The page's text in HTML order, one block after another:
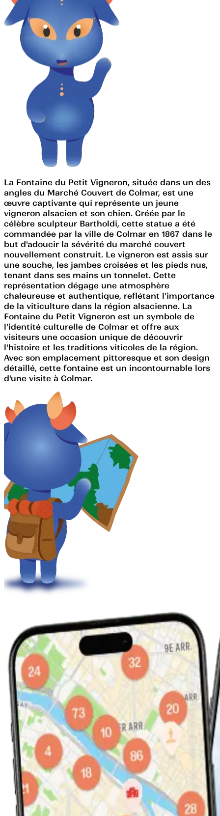
La Fontaine du Petit Vigneron, située dans un des
angles du Marché Couvert de Colmar, est une
œuvre captivante qui représente un jeune
vigneron alsacien et son chien. Créée par le
célèbre sculpteur Bartholdi, cette statue a été
commandée par la ville de Colmar en 1867 dans le
but d'adoucir la sévérité du marché couvert
nouvellement construit. Le vigneron est assis sur
une souche, les jambes croisées et les pieds nus,
tenant dans ses mains un tonnelet. Cette
représentation dégage une atmosphère
chaleureuse et authentique, reflétant l'importance
de la viticulture dans la région alsacienne. La
Fontaine du Petit Vigneron est un symbole de
l'identité culturelle de Colmar et offre aux
visiteurs une occasion unique de découvrir
l'histoire et les traditions viticoles de la région.
Avec son emplacement pittoresque et son design
détaillé, cette fontaine est un incontournable lors
d'une visite à Colmar.